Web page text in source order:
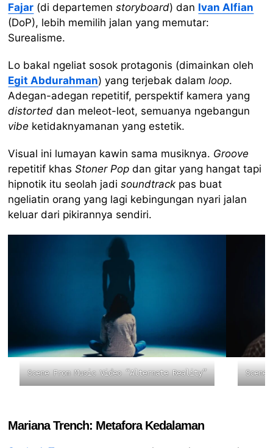
Fajar (di departemenstoryboard) dan Ivan Alfian
(DoP), lebih memilih jalan yang memutar:
Surealisme.
Lo bakal ngeliat sosok protagonis (dimainkan oleh
Egit Abdurahman) yang terjebak dalamloop.
Adegan-adegan repetitif, perspektif kamera yang
distorted dan meleot-leot, semuanya ngebangun
vibe ketidaknyamanan yang estetik.
Visual ini lumayan kawin sama musiknya. Groove
repetitif khasStoner Pop dan gitar yang hangat tapi
hipnotik itu seolah jadisoundtrack pas buat
ngeliatin orang yang lagi kebingungan nyari jalan
keluar dari pikirannya sendiri.
Scene From Music Video “Alternate Reality”
Mariana Trench: Metafora Kedalaman